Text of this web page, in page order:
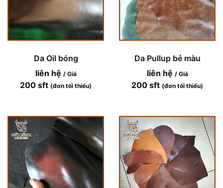
Da Oil bóng
liên hệ / Giá
200 sft (đơn tối thiểu)
Da Pullup bẻ màu
liên hệ / Giá
200 sft (đơn tối thiểu)